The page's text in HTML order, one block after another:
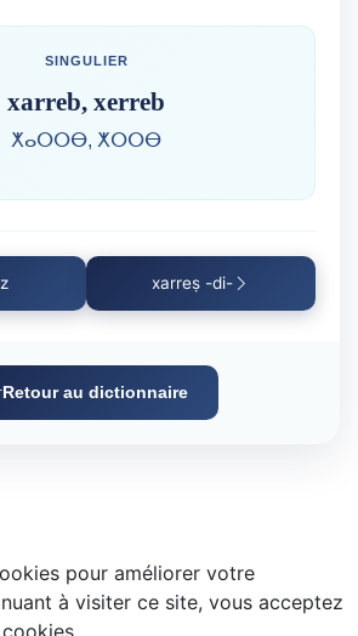
SINGULIER
xarreb, xerreb
ⵅⴰⵔⵔⴱ, ⵅⵔⵔⴱ
xarreṣ -di-
Retour au dictionnaire
pour améliorer votre
à visiter ce site, vous acceptez